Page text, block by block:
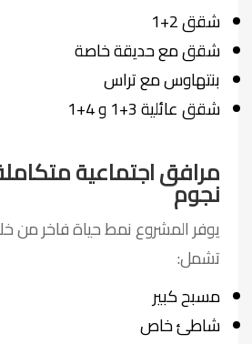
شقق 2+1
شقق مع حديقة خاصة
بنتهاوس مع تراس
شقق عائلية 3+1 و 4+1
نجوم
يوفر المشروع نمط حياة فاخر من
تشمل:
مسبح كبير
شاطئ خاص